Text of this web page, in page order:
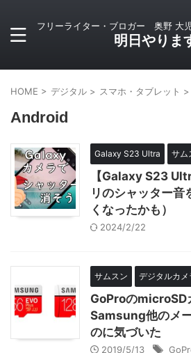
フリーライター・ブロガー 奥野 大
明日やりま
HOME > デジタル > スマホ・タブレット >
Android
Galaxy S23 Ultra サム
【Galaxy S23
リのシャッター音
くなったかも）
2024/2/22
サムスン デジタルカメ
GoProのmicroSD
Samsung他のメ
のに気づいた
2019/5/13